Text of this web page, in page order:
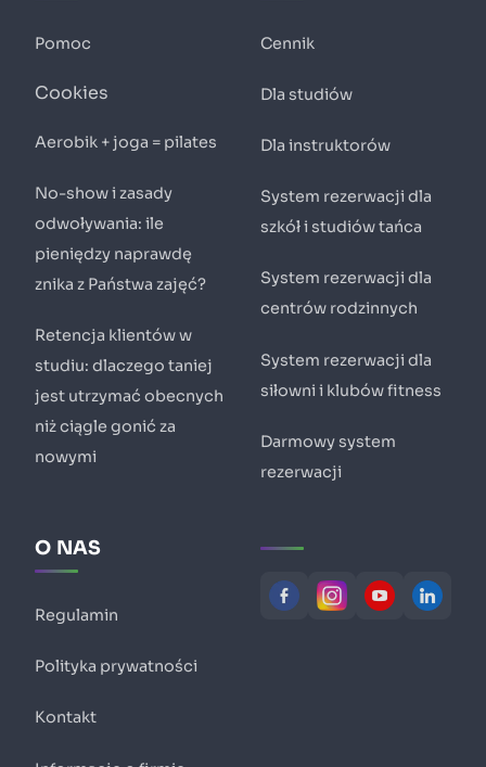
Pomoc
Cookies
Aerobik + joga = pilates
No-show i zasady
odwoływania: ile
pieniędzy naprawdę
znika z Państwa zajęć?
Retencja klientów w
studiu: dlaczego taniej
jest utrzymać obecnych
niż ciągle gonić za
nowymi
Cennik
Dla studiów
Dla instruktorów
System rezerwacji dla
szkół i studiów tańca
System rezerwacji dla
centrów rodzinnych
System rezerwacji dla
siłowni i klubów fitness
Darmowy system
rezerwacji
O NAS
Regulamin
Polityka prywatności
Kontakt